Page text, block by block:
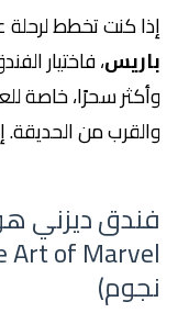
إذا كنت تخطط لرحلة
باريس، فاختيار
وأكثر سحرًا، خاصة
والقرب من الحديقة.
نجوم)